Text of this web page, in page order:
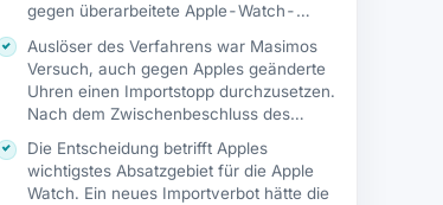
gegen überarbeitete Apple-Watch-
Auslöser des Verfahrens war Masimos
Versuch, auch gegen Apples geänderte
Uhren einen Importstopp durchzusetzen.
Nach dem Zwischenbeschluss des…
Die Entscheidung betrifft Apples
wichtigstes Absatzgebiet für die Apple
Watch. Ein neues Importverbot hätte die